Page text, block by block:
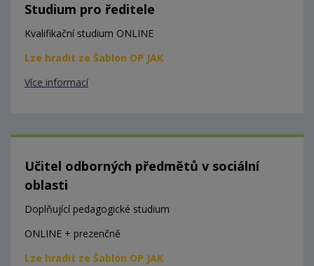
Studium pro ředitele
Kvalifikační studium ONLINE
Lze hradit ze Šablon OP JAK
Více informací
Učitel odborných předmětů v sociální
oblasti
Doplňující pedagogické studium
ONLINE + prezenčně
Lze hradit ze Šablon OP JAK